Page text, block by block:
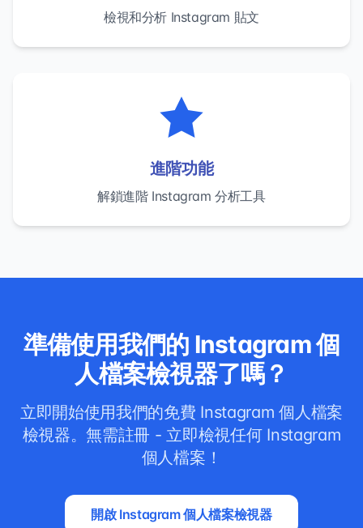
檢視和分析 Instagram 貼文
進階功能
解鎖進階 Instagram 分析工具
準備使用我們的 Instagram 個
人檔案檢視器了嗎？
立即開始使用我們的免費 Instagram 個人檔案
檢視器。無需註冊 - 立即檢視任何 Instagram
個人檔案！
開啟 Instagram 個人檔案檢視器